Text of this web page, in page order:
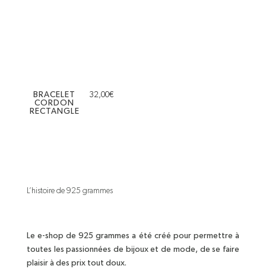
BRACELET
CORDON
RECTANGLE
32,00€
L’histoire de 925 grammes
Le e-shop de 925 grammes a été créé pour permettre à
toutes les passionnées de bijoux et de mode, de se faire
plaisir à des prix tout doux.